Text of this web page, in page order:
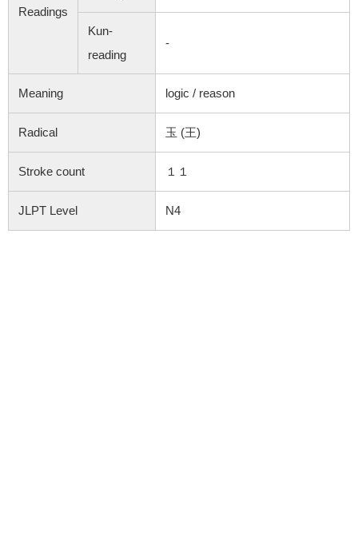
Readings
Kun-
reading
-
Meaning logic / reason
Radical 玉 (王)
Stroke count １１
JLPT Level N4